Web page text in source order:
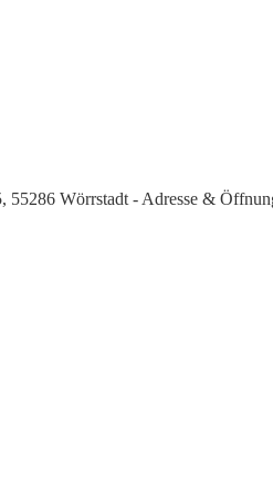
55286 Wörrstadt - Adresse &